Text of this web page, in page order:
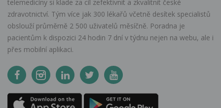
telemedicíny si klade za cíl zefektivnit a zkvalitnit české
zdravotnictví. Tým více jak 300 lékařů včetně desítek specialistů
obslouží průměrně 2 500 uživatelů měsíčně. Poradna je
pacientům k dispozici 24 hodin 7 dní v týdnu nejen na webu, ale i
přes mobilní aplikaci.